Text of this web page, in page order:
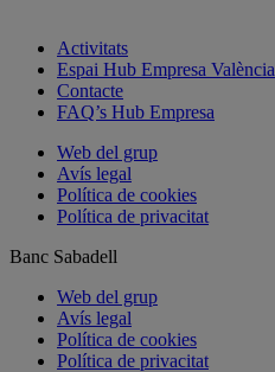
Activitats
Espai Hub Empresa València
Contacte
FAQ’s Hub Empresa
Web del grup
Avís legal
Política de cookies
Política de privacitat
Banc Sabadell
Web del grup
Avís legal
Política de cookies
Política de privacitat